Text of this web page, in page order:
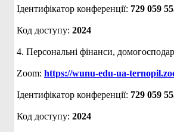
Ідентифікатор конференції: 729 059
Код доступу: 2024
4. Персональні фінанси,
Zoom: https://wunu-edu-ua-
Ідентифікатор конференції: 729 059
Код доступу: 2024